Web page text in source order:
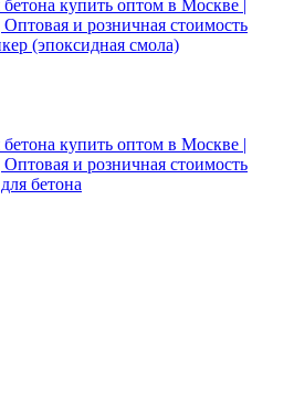
(эпоксидная смола)
бетона